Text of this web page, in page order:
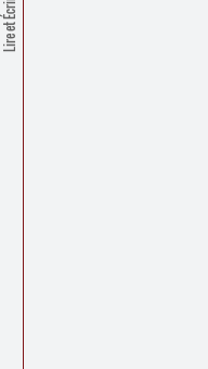
Lire et Écrire